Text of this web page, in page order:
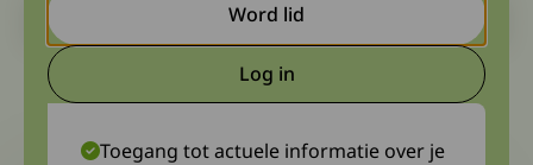
Let op. Dit is een ouder bericht. Het kan zijn dat de inhoud niet
meer actueel is.
27 mei 2024 Diagnosewerkgroep SMA
Word lid
Log inDeze link gaat naar een
Toegang tot actuele informatie over je